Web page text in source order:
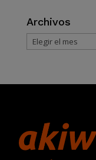
Archivos
Archivos